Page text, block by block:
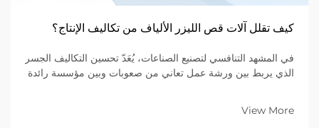
كيف تقلل آلات قص الليزر الألياف من تكاليف الإنتاج؟
في المشهد التنافسي لتصنيع الصناعات، يُعَدّ تحسين التكاليف الجسر
الذي يربط بين ورشة عمل تعاني من صعوبات وبين مؤسسة رائدة
أرضية المصنع تُحدِّد...
View More